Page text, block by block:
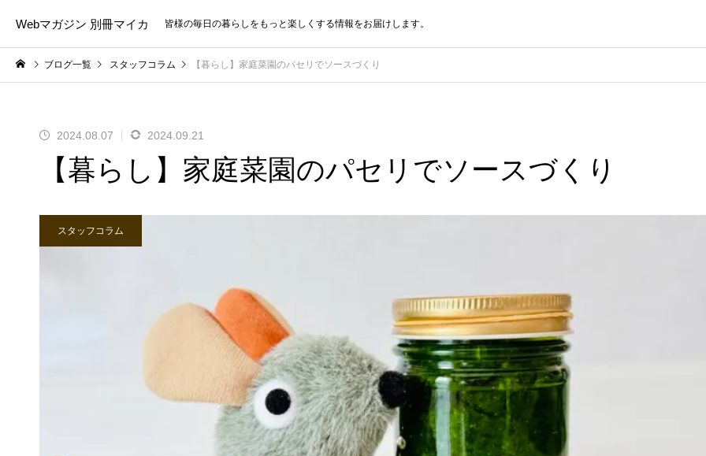
Webマガジン 別冊マイカ 皆様の毎日の暮らしをもっと楽しくする情報をお届けします。
ブログ一覧 スタッフコラム 【暮らし】家庭菜園のパセリでソースづくり
2024.08.07 2024.09.21
【暮らし】家庭菜園のパセリでソースづくり
スタッフコラム